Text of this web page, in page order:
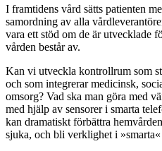
I framtidens vård sätts patienten
samordning av alla
vara ett stöd om de är utvecklade
vården består av.
Kan vi utveckla kontrollrum som
och som integrerar medicinsk,
omsorg? Vad ska man göra med
med hjälp av sensorer i smarta
kan dramatiskt förbättra
sjuka, och bli verklighet i »smarta«